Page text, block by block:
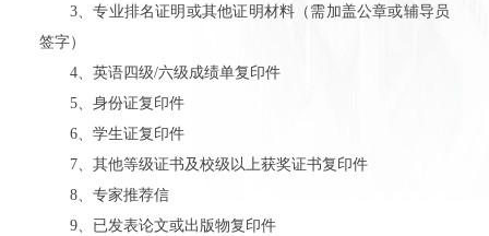
3、专业排名证明或其他证明材料（需加盖公章或辅导员
签字）
4、英语四级/六级成绩单复印件
5、身份证复印件
6、学生证复印件
7、其他等级证书及校级以上获奖证书复印件
8、专家推荐信
9、已发表论文或出版物复印件